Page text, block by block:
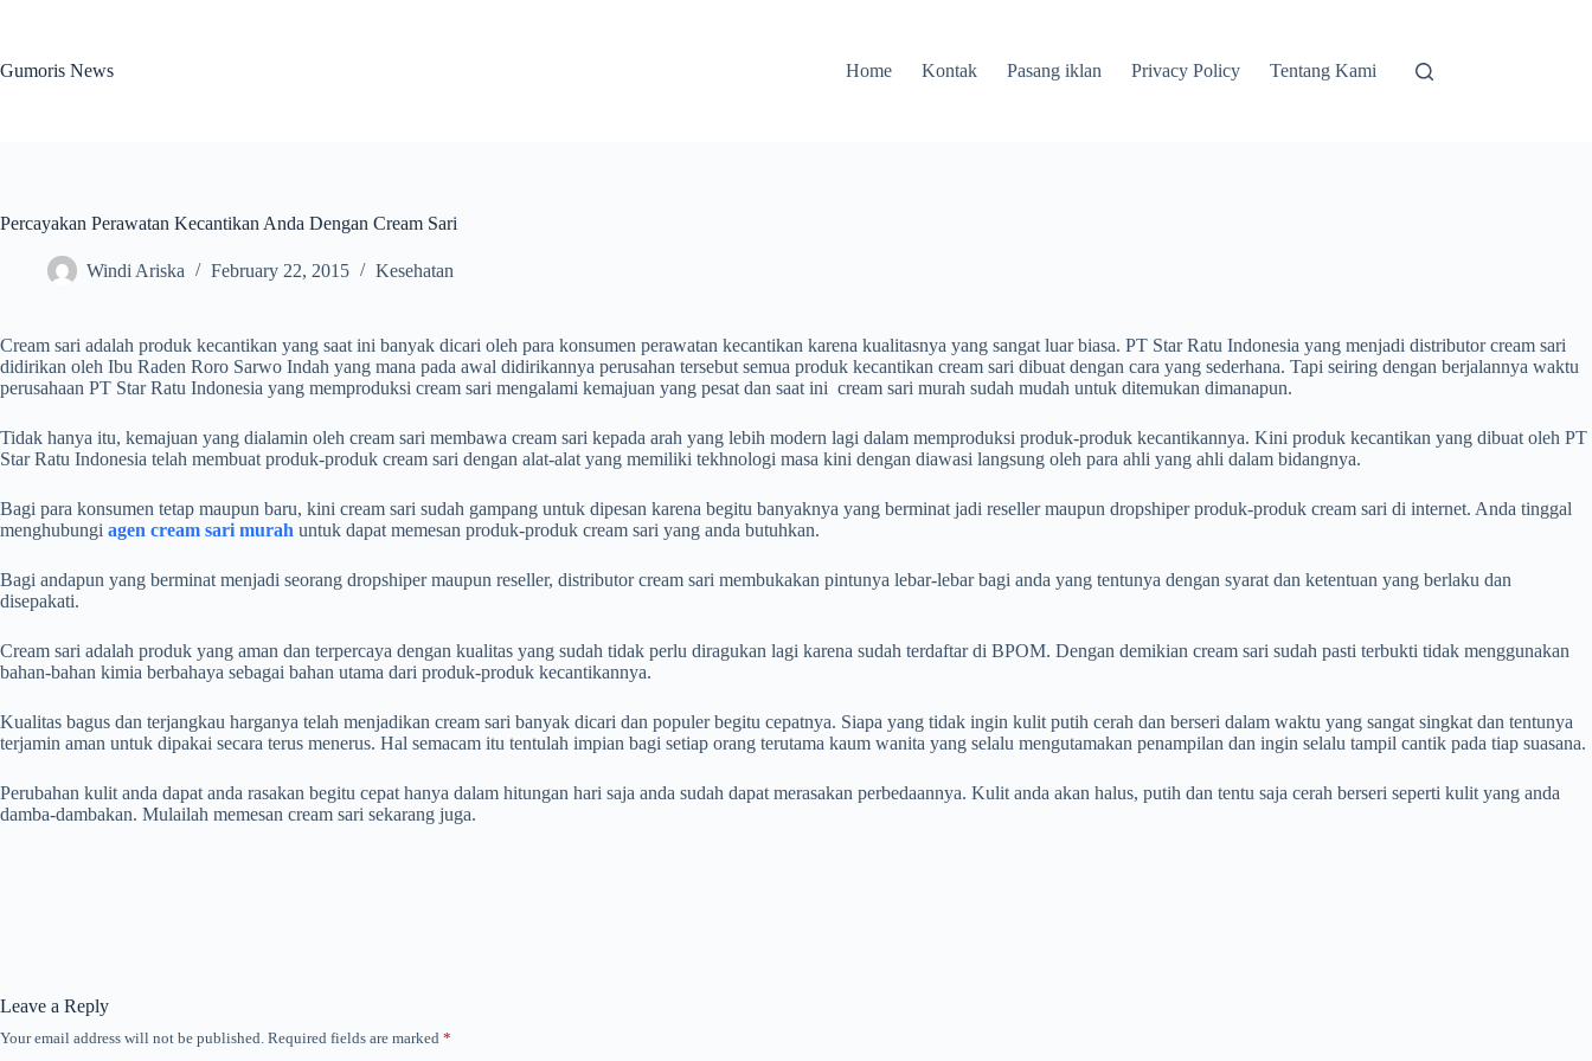
Gumoris News
Home Kontak Pasang iklan Privacy Policy Tentang Kami
Percayakan Perawatan Kecantikan Anda Dengan Cream Sari
Windi Ariska February 22, 2015 Kesehatan
Cream sari adalah produk kecantikan yang saat ini banyak dicari oleh para konsumen perawatan kecantikan karena kualitasnya yang sangat luar biasa. PT Star Ratu Indonesia yang menjadi distributor cream sari
didirikan oleh Ibu Raden Roro Sarwo Indah yang mana pada awal didirikannya perusahan tersebut semua produk kecantikan cream sari dibuat dengan cara yang sederhana. Tapi seiring dengan berjalannya waktu
perusahaan PT Star Ratu Indonesia yang memproduksi cream sari mengalami kemajuan yang pesat dan saat ini cream sari murah sudah mudah untuk ditemukan dimanapun.
Tidak hanya itu, kemajuan yang dialamin oleh cream sari membawa cream sari kepada arah yang lebih modern lagi dalam memproduksi produk-produk kecantikannya. Kini produk kecantikan yang dibuat oleh PT
Star Ratu Indonesia telah membuat produk-produk cream sari dengan alat-alat yang memiliki tekhnologi masa kini dengan diawasi langsung oleh para ahli yang ahli dalam bidangnya.
Bagi para konsumen tetap maupun baru, kini cream sari sudah gampang untuk dipesan karena begitu banyaknya yang berminat jadi reseller maupun dropshiper produk-produk cream sari di internet. Anda tinggal
menghubungi agen cream sari murah untuk dapat memesan produk-produk cream sari yang anda butuhkan.
Bagi andapun yang berminat menjadi seorang dropshiper maupun reseller, distributor cream sari membukakan pintunya lebar-lebar bagi anda yang tentunya dengan syarat dan ketentuan yang berlaku dan
disepakati.
Cream sari adalah produk yang aman dan terpercaya dengan kualitas yang sudah tidak perlu diragukan lagi karena sudah terdaftar di BPOM. Dengan demikian cream sari sudah pasti terbukti tidak menggunakan
bahan-bahan kimia berbahaya sebagai bahan utama dari produk-produk kecantikannya.
Kualitas bagus dan terjangkau harganya telah menjadikan cream sari banyak dicari dan populer begitu cepatnya. Siapa yang tidak ingin kulit putih cerah dan berseri dalam waktu yang sangat singkat dan tentunya
terjamin aman untuk dipakai secara terus menerus. Hal semacam itu tentulah impian bagi setiap orang terutama kaum wanita yang selalu mengutamakan penampilan dan ingin selalu tampil cantik pada tiap suasana.
Perubahan kulit anda dapat anda rasakan begitu cepat hanya dalam hitungan hari saja anda sudah dapat merasakan perbedaannya. Kulit anda akan halus, putih dan tentu saja cerah berseri seperti kulit yang anda
damba-dambakan. Mulailah memesan cream sari sekarang juga.
Leave a Reply
Your email address will not be published. Required fields are marked *